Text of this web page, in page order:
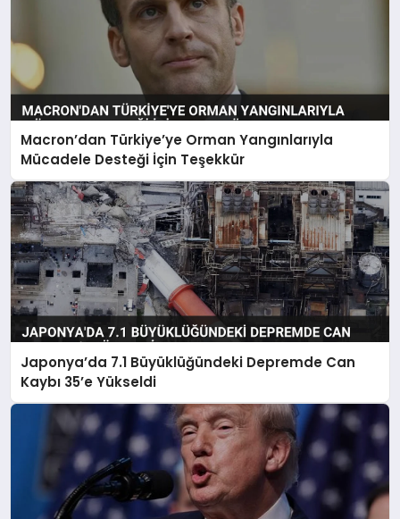
Macron’dan Türkiye’ye Orman Yangınlarıyla
Mücadele Desteği İçin Teşekkür
Japonya’da 7.1 Büyüklüğündeki Depremde Can
Kaybı 35’e Yükseldi